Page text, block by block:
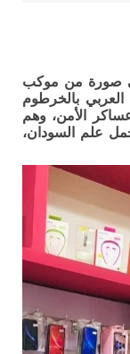
صورة من موكب
بالسوق العربي بالخرطوم
الأمن، وهم
علم السودان،